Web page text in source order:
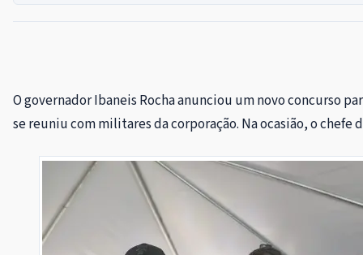
O governador Ibaneis Rocha anunciou um novo concurso
se reuniu com militares da corporação. Na ocasião, o